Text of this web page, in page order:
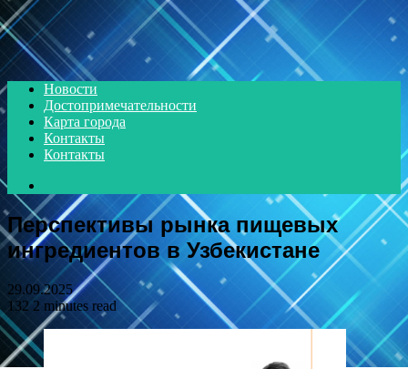
Menu
Новости
Достопримечательности
Карта города
Контакты
Контакты
for
Перспективы рынка пищевых
ингредиентов в Узбекистане
29.09.2025
132 2 minutes read